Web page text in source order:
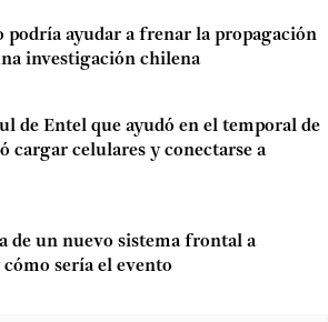
podría ayudar a frenar la propagación
investigación chilena
de Entel que ayudó en el temporal de
cargar celulares y conectarse a
de un nuevo sistema frontal a
sería el evento